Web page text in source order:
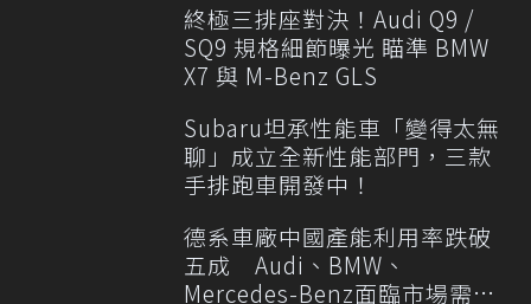
終極三排座對決！Audi Q9 /
SQ9 規格細節曝光 瞄準 BMW
X7 與 M-Benz GLS
Subaru坦承性能車「變得太無
聊」成立全新性能部門，三款
手排跑車開發中！
德系車廠中國產能利用率跌破
五成 Audi、BMW、
Mercedes-Benz面臨市場需求